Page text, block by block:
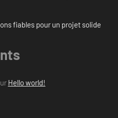
fiables pour un projet solide
Hello world!